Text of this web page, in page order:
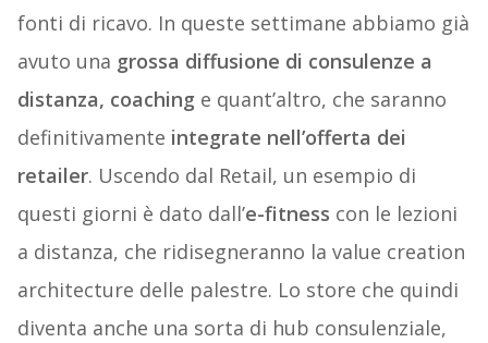
fonti di ricavo. In queste settimane abbiamo già
avuto una grossa diffusione di consulenze a
distanza, coaching e quant’altro, che saranno
definitivamente integrate nell’offerta dei
retailer. Uscendo dal Retail, un esempio di
questi giorni è dato dall’e-fitness con le lezioni
a distanza, che ridisegneranno la value creation
architecture delle palestre. Lo store che quindi
diventa anche una sorta di hub consulenziale,